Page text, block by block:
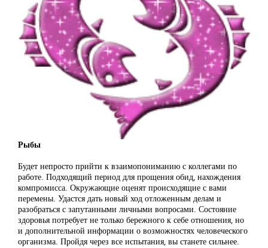
Рыбы
Будет непросто прийти к взаимопониманию с коллегами по
работе. Подходящий период для прощения обид, нахождения
компромисса. Окружающие оценят происходящие с вами
перемены. Удастся дать новый ход отложенным делам и
разобраться с запутанными личными вопросами. Состояние
здоровья потребует не только бережного к себе отношения, но
и дополнительной информации о возможностях человеческого
организма. Пройдя через все испытания, вы станете сильнее.